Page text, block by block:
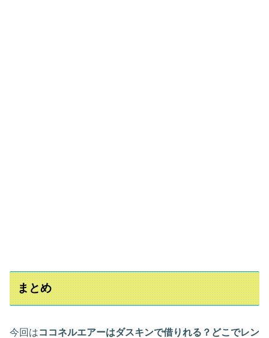
まとめ
今回はココネルエアーはダスキンで借りれる？どこでレン